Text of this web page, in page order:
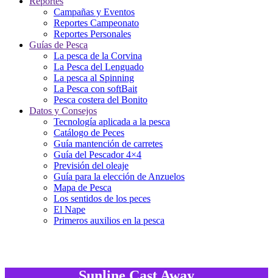
Campañas y Eventos
Reportes Campeonato
Reportes Personales
Guías de Pesca
La pesca de la Corvina
La Pesca del Lenguado
La pesca al Spinning
La Pesca con softBait
Pesca costera del Bonito
Datos y Consejos
Tecnología aplicada a la pesca
Catálogo de Peces
Guía mantención de carretes
Guía del Pescador 4×4
Previsión del oleaje
Guía para la elección de Anzuelos
Mapa de Pesca
Los sentidos de los peces
El Nape
Primeros auxilios en la pesca